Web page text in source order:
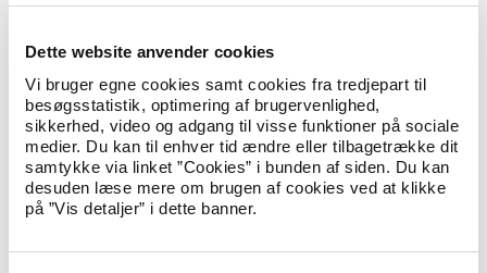
Dette website anvender cookies
Vi bruger egne cookies samt cookies fra tredjepart til
besøgsstatistik, optimering af brugervenlighed,
sikkerhed, video og adgang til visse funktioner på sociale
medier. Du kan til enhver tid ændre eller tilbagetrække dit
samtykke via linket ”Cookies” i bunden af siden. Du kan
desuden læse mere om brugen af cookies ved at klikke
på ”Vis detaljer” i dette banner.
Opholds- og selvforsørgelseserklæringen skal underskrives af
integrationsloven. Det er endvidere som udgangspunkt en
betingelse for at få tidsubegrænset (permanent)
opholdstilladelse i Danmark, at en udlænding har underskrevet
erklæringen. Det er også som udgangspunkt en betingelse, at
en udlænding har underskrevet erklæringen, hvis udlændingen
har tidsubegrænset opholdstilladelse og ønsker at blive
familiesammenført med sin ægtefælle eller samlever.
Opholds- og selvforsørgelseserklæringen er opdelt i to dele.
situationer skal underskrive erklæringen. Dvs. både